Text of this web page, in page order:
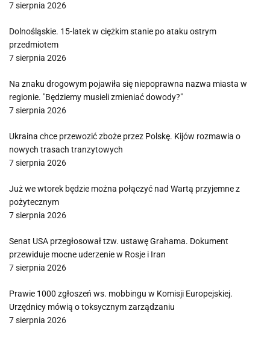
7 sierpnia 2026
Dolnośląskie. 15-latek w ciężkim stanie po ataku ostrym
przedmiotem
7 sierpnia 2026
Na znaku drogowym pojawiła się niepoprawna nazwa miasta w
regionie. "Będziemy musieli zmieniać dowody?"
7 sierpnia 2026
Ukraina chce przewozić zboże przez Polskę. Kijów rozmawia o
nowych trasach tranzytowych
7 sierpnia 2026
Już we wtorek będzie można połączyć nad Wartą przyjemne z
pożytecznym
7 sierpnia 2026
Senat USA przegłosował tzw. ustawę Grahama. Dokument
przewiduje mocne uderzenie w Rosje i Iran
7 sierpnia 2026
Prawie 1000 zgłoszeń ws. mobbingu w Komisji Europejskiej.
Urzędnicy mówią o toksycznym zarządzaniu
7 sierpnia 2026